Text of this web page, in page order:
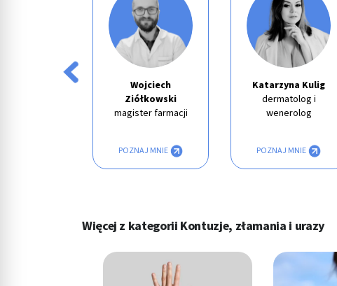
Wojciech
Ziółkowski
magister farmacji
POZNAJ MNIE
Katarzyna Kulig
dermatolog i
wenerolog
POZNAJ MNIE
Więcej z kategorii Kontuzje, złamania i urazy